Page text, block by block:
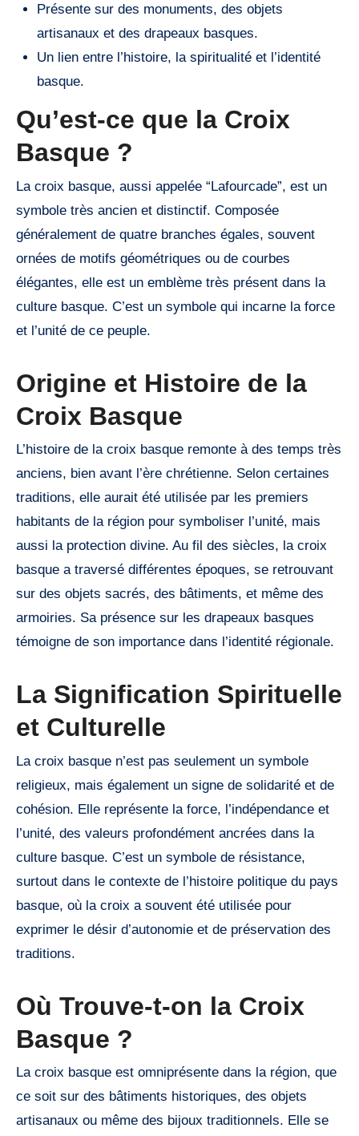
Présente sur des monuments, des objets
artisanaux et des drapeaux basques.
Un lien entre l’histoire, la spiritualité et l’identité
basque.
Qu’est-ce que la Croix
Basque ?
La croix basque, aussi appelée “Lafourcade”, est un
symbole très ancien et distinctif. Composée
généralement de quatre branches égales, souvent
ornées de motifs géométriques ou de courbes
élégantes, elle est un emblème très présent dans la
culture basque. C’est un symbole qui incarne la force
et l’unité de ce peuple.
Origine et Histoire de la
Croix Basque
L’histoire de la croix basque remonte à des temps très
anciens, bien avant l’ère chrétienne. Selon certaines
traditions, elle aurait été utilisée par les premiers
habitants de la région pour symboliser l’unité, mais
aussi la protection divine. Au fil des siècles, la croix
basque a traversé différentes époques, se retrouvant
sur des objets sacrés, des bâtiments, et même des
armoiries. Sa présence sur les drapeaux basques
témoigne de son importance dans l’identité régionale.
La Signification Spirituelle
et Culturelle
La croix basque n’est pas seulement un symbole
religieux, mais également un signe de solidarité et de
cohésion. Elle représente la force, l’indépendance et
l’unité, des valeurs profondément ancrées dans la
culture basque. C’est un symbole de résistance,
surtout dans le contexte de l’histoire politique du pays
basque, où la croix a souvent été utilisée pour
exprimer le désir d’autonomie et de préservation des
traditions.
Où Trouve-t-on la Croix
Basque ?
La croix basque est omniprésente dans la région, que
ce soit sur des bâtiments historiques, des objets
artisanaux ou même des bijoux traditionnels. Elle se